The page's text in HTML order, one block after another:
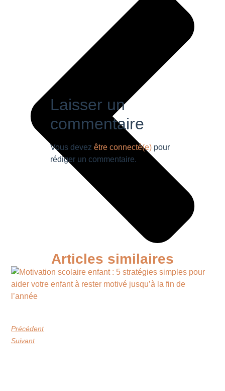
Précédent
Suivant
Laisser un
commentaire
Vous devez être connecté(e) pour
rédiger un commentaire.
Articles similaires